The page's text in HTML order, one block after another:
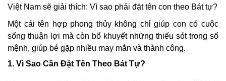
Việt Nam sẽ giải thích: Vì sao phải đặt tên con theo Bát tự?
Một cái tên hợp phong thủy không chỉ giúp con có cuộc
sống thuận lợi mà còn bổ khuyết những thiếu sót trong số
mệnh, giúp bé gặp nhiều may mắn và thành công.
1. Vì Sao Cần Đặt Tên Theo Bát Tự?